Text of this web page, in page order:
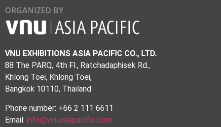
ORGANIZED BY
VNU EXHIBITIONS ASIA PACIFIC CO., LTD.
88 The PARQ, 4th Fl., Ratchadaphisek Rd.,
Khlong Toei, Khlong Toei,
Bangkok 10110, Thailand
Phone number: +66 2 111 6611
Email: info@vnuasiapacific.com